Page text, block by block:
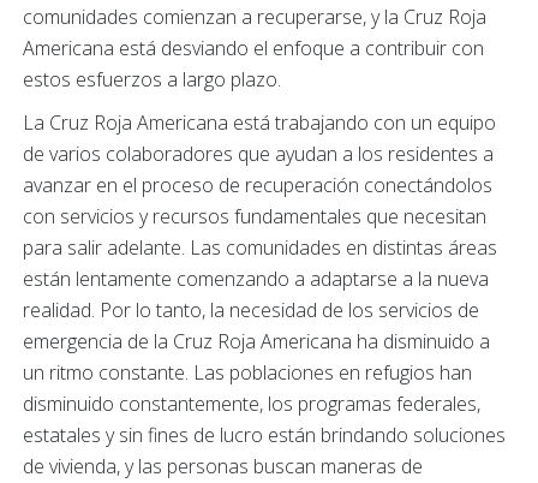
comunidades comienzan a recuperarse, y la Cruz Roja
Americana está desviando el enfoque a contribuir con
estos esfuerzos a largo plazo.
La Cruz Roja Americana está trabajando con un equipo
de varios colaboradores que ayudan a los residentes a
avanzar en el proceso de recuperación conectándolos
con servicios y recursos fundamentales que necesitan
para salir adelante. Las comunidades en distintas áreas
están lentamente comenzando a adaptarse a la nueva
realidad. Por lo tanto, la necesidad de los servicios de
emergencia de la Cruz Roja Americana ha disminuido a
un ritmo constante. Las poblaciones en refugios han
disminuido constantemente, los programas federales,
estatales y sin fines de lucro están brindando soluciones
de vivienda, y las personas buscan maneras de